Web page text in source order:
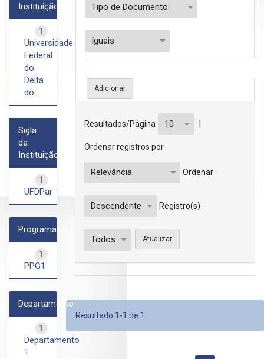
Resultados/Página |
Ordenar registros por
Ordenar
Registro(s)
Resultado 1-1 de 1.
Instituição
1
Universidade
Federal
do
Delta
do ...
Sigla
da
Instituição
1
UFDPar
Programa
1
PPG1
Departamento
1
Departamento
1